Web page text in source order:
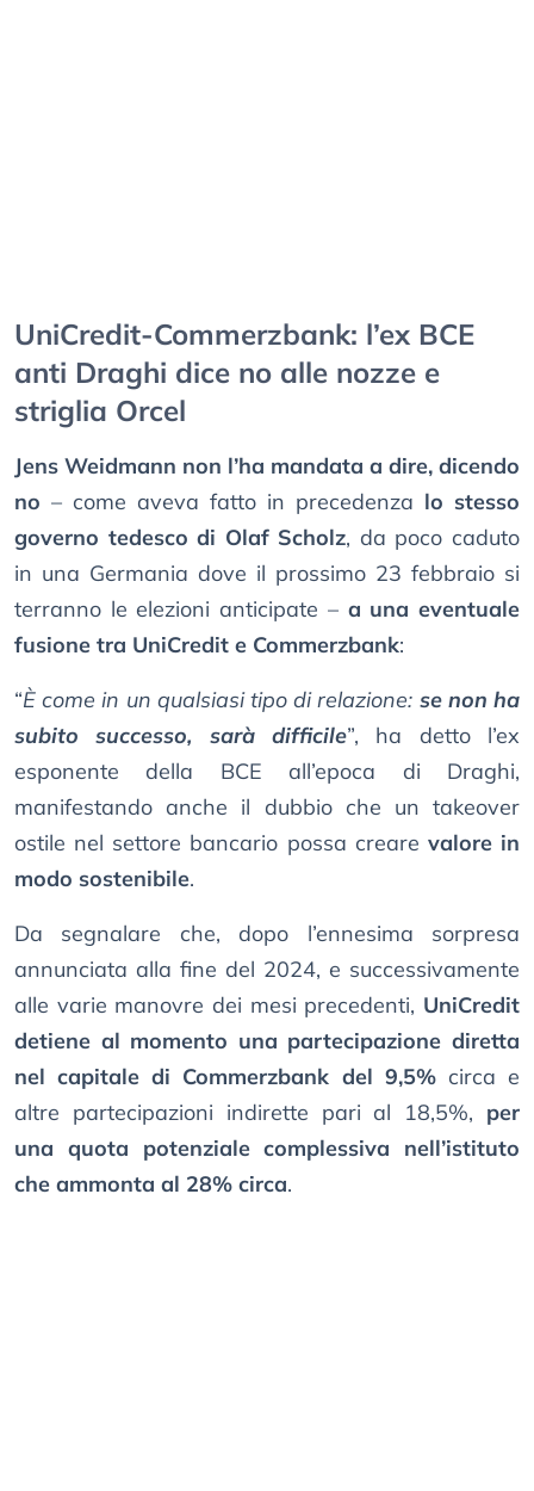
UniCredit-Commerzbank: l’ex BCE
anti Draghi dice no alle nozze e
striglia Orcel
Jens Weidmann non l’ha mandata a dire, dicendo
no – come aveva fatto in precedenza lo stesso
governo tedesco di Olaf Scholz, da poco caduto
in una Germania dove il prossimo 23 febbraio si
terranno le elezioni anticipate – a una eventuale
fusione tra UniCredit e Commerzbank:
“È come in un qualsiasi tipo di relazione: se non ha
subito successo, sarà difficile”, ha detto l’ex
esponente della BCE all’epoca di Draghi,
manifestando anche il dubbio che un takeover
ostile nel settore bancario possa creare valore in
modo sostenibile.
Da segnalare che, dopo l’ennesima sorpresa
annunciata alla fine del 2024, e successivamente
alle varie manovre dei mesi precedenti, UniCredit
detiene al momento una partecipazione diretta
nel capitale di Commerzbank del 9,5%circa e
altre partecipazioni indirette pari al 18,5%, per
una quota potenziale complessiva nell’istituto
che ammonta al 28% circa.